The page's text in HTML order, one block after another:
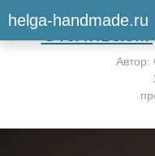
helga-handmade.ru
Стачиваем
Автор: